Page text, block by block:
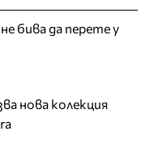
бива да перете у
нова колекция